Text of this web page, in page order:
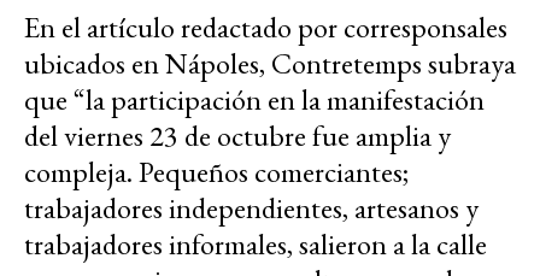
En el artículo redactado por corresponsales
ubicados en Nápoles, Contretemps subraya
que “la participación en la manifestación
del viernes 23 de octubre fue amplia y
compleja. Pequeños comerciantes;
trabajadores independientes, artesanos y
trabajadores informales, salieron a la calle